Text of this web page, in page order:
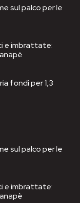
sul palco per le
e imbrattate:
fondi per 1,3
sul palco per le
e imbrattate: